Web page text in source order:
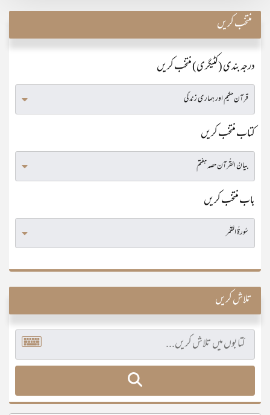
منتخب کریں
درجہ بندی (کٹیگری) منتخب کریں
کتاب منتخب کریں
باب منتخب کریں
تلاش کریں